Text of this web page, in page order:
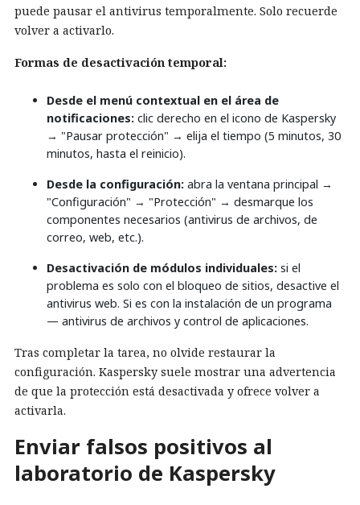
puede pausar el antivirus temporalmente. Solo recuerde
volver a activarlo.
Formas de desactivación temporal:
Desde el menú contextual en el área de
notificaciones: clic derecho en el icono de Kaspersky
→ "Pausar protección" → elija el tiempo (5 minutos, 30
minutos, hasta el reinicio).
Desde la configuración: abra la ventana principal →
"Configuración" → "Protección" → desmarque los
componentes necesarios (antivirus de archivos, de
correo, web, etc.).
Desactivación de módulos individuales: si el
problema es solo con el bloqueo de sitios, desactive el
antivirus web. Si es con la instalación de un programa
— antivirus de archivos y control de aplicaciones.
Tras completar la tarea, no olvide restaurar la
configuración. Kaspersky suele mostrar una advertencia
de que la protección está desactivada y ofrece volver a
activarla.
Enviar falsos positivos al
laboratorio de Kaspersky